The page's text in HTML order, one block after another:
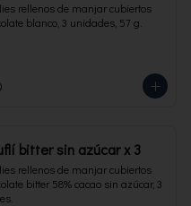
rellenos de manjar cubiertos
blanco, 3 unidades, 57 g.
bitter sin azúcar x 3
rellenos de manjar cubiertos
bitter 58% cacao sin azúcar, 3